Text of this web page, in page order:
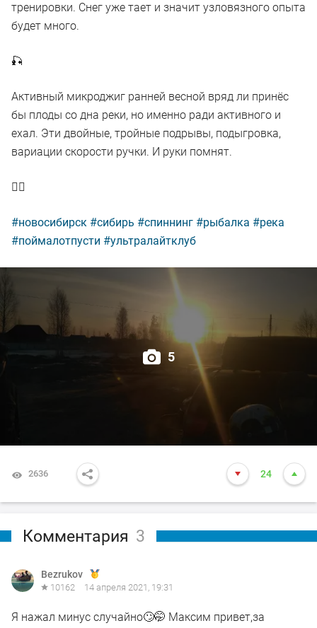
тренировки. Снег уже тает и значит узловязного опыта
будет много.
🎣
Активный микроджиг ранней весной вряд ли принёс
бы плоды со дна реки, но именно ради активного и
ехал. Эти двойные, тройные подрывы, подыгровка,
вариации скорости ручки. И руки помнят.
👍🏻
#новосибирск #сибирь #спиннинг #рыбалка #река
#поймалотпусти #ультралайтклуб
5
2636 24
Комментария 3
Bezrukov
10162 14 апреля 2021, 19:31
Я нажал минус случайно🙄🤭 Максим привет,за